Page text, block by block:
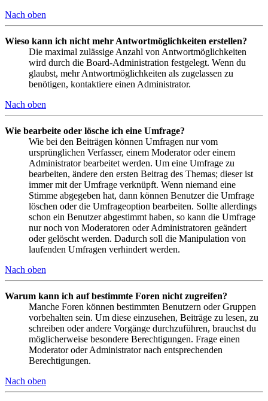
Nach oben
Wieso kann ich nicht mehr Antwortmöglichkeiten erstellen?
Die maximal zulässige Anzahl von Antwortmöglichkeiten
wird durch die Board-Administration festgelegt. Wenn du
glaubst, mehr Antwortmöglichkeiten als zugelassen zu
benötigen, kontaktiere einen Administrator.
Nach oben
Wie bearbeite oder lösche ich eine Umfrage?
Wie bei den Beiträgen können Umfragen nur vom
ursprünglichen Verfasser, einem Moderator oder einem
Administrator bearbeitet werden. Um eine Umfrage zu
bearbeiten, ändere den ersten Beitrag des Themas; dieser ist
immer mit der Umfrage verknüpft. Wenn niemand eine
Stimme abgegeben hat, dann können Benutzer die Umfrage
löschen oder die Umfrageoption bearbeiten. Sollte allerdings
schon ein Benutzer abgestimmt haben, so kann die Umfrage
nur noch von Moderatoren oder Administratoren geändert
oder gelöscht werden. Dadurch soll die Manipulation von
laufenden Umfragen verhindert werden.
Nach oben
Warum kann ich auf bestimmte Foren nicht zugreifen?
Manche Foren können bestimmten Benutzern oder Gruppen
vorbehalten sein. Um diese einzusehen, Beiträge zu lesen, zu
schreiben oder andere Vorgänge durchzuführen, brauchst du
möglicherweise besondere Berechtigungen. Frage einen
Moderator oder Administrator nach entsprechenden
Berechtigungen.
Nach oben